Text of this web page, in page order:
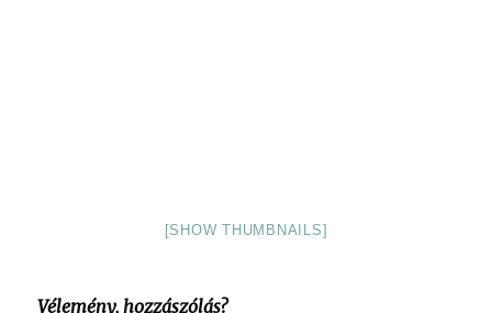
[SHOW THUMBNAILS]
Vélemény, hozzászólás?